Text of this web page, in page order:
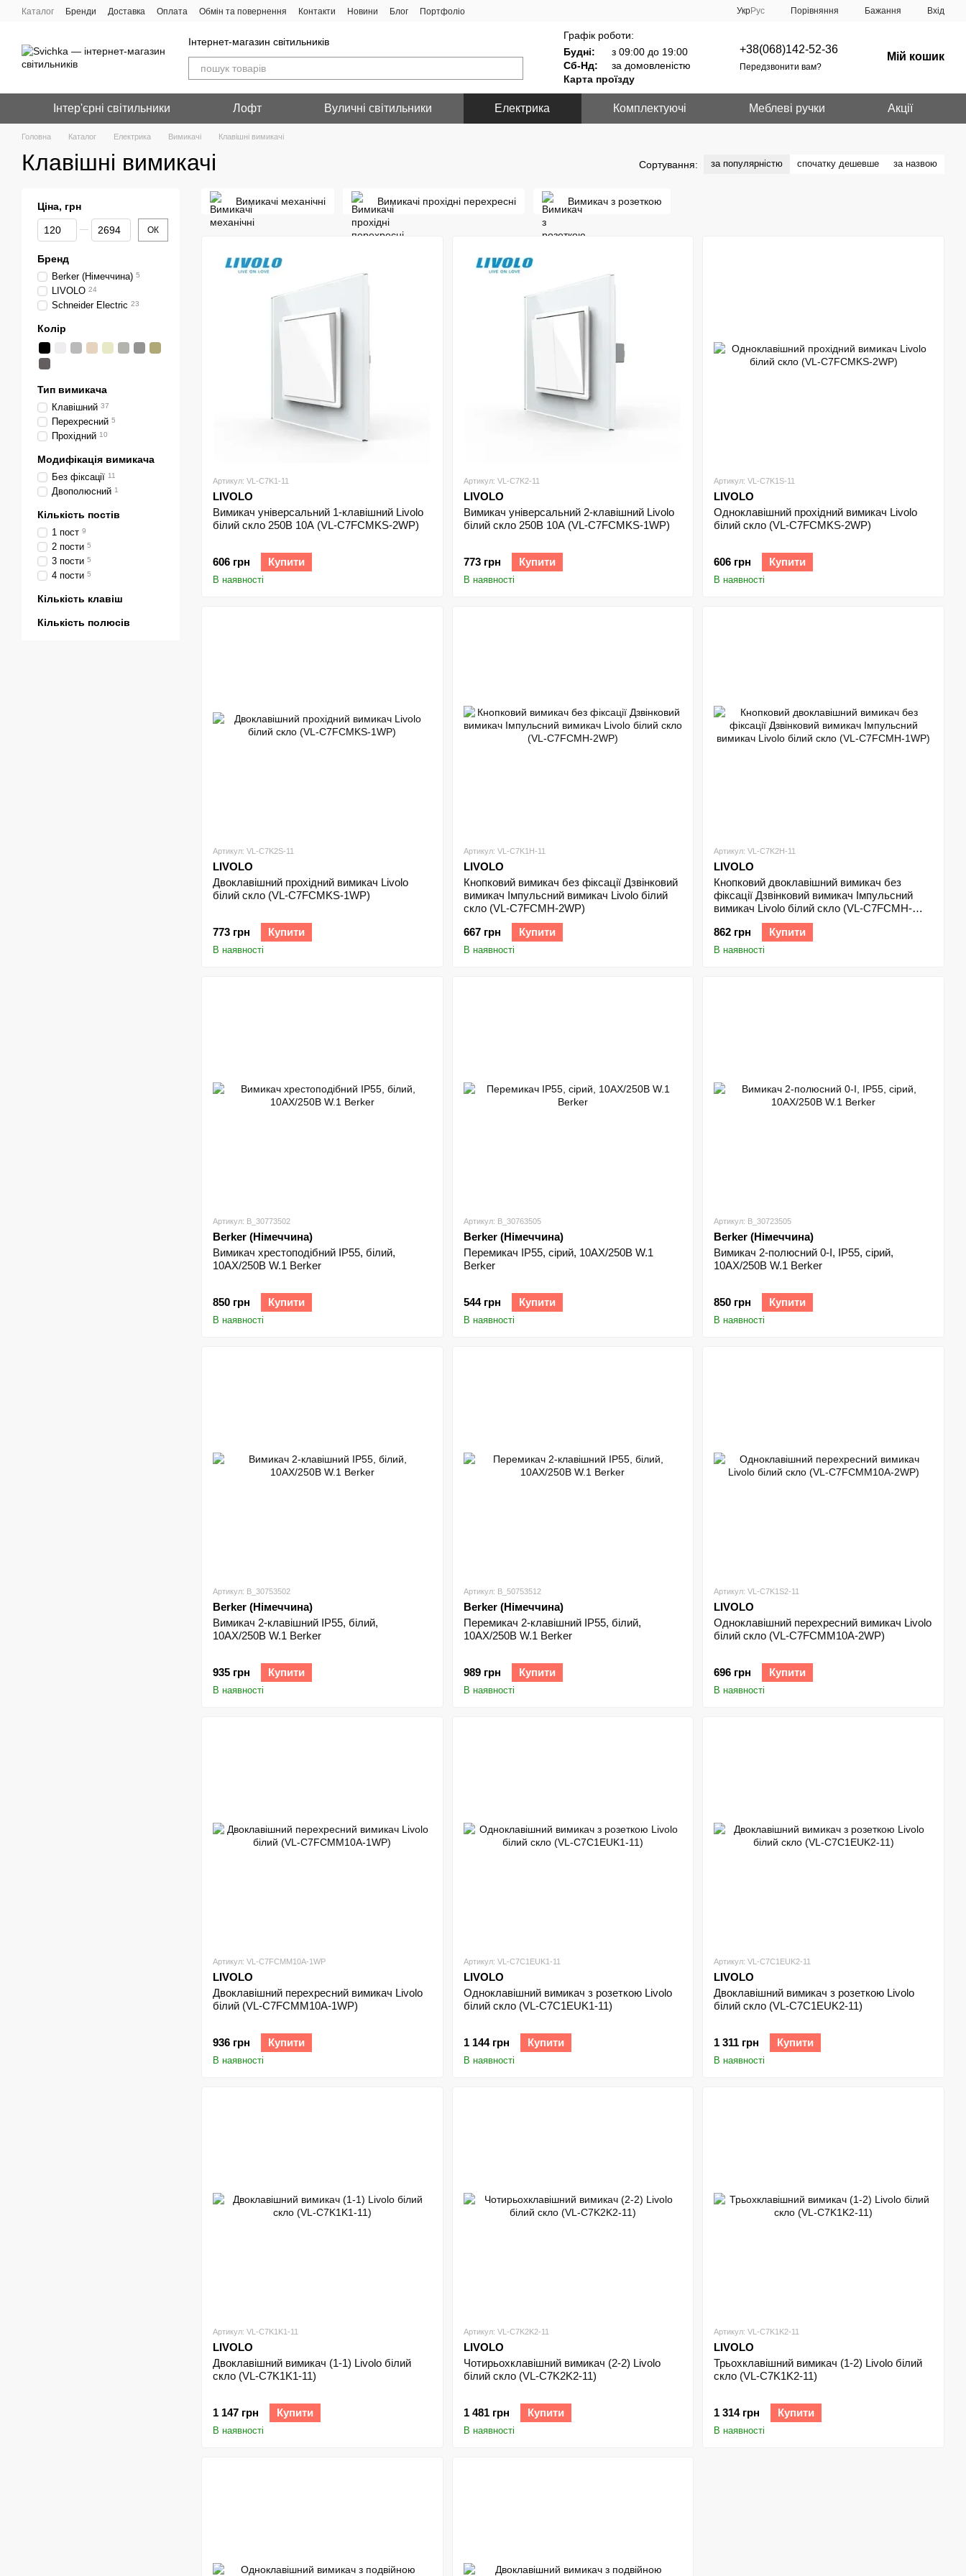
Перейти до основного контенту
Каталог Бренди Доставка Оплата Обмін та повернення Контакти Новини Блог Портфоліо УкрРус Порівняння Бажання Вхід
Інтернет-магазин світильників
Графік роботи:
Будні:
з 09:00 до 19:00
Сб-Нд:
за домовленістю
Карта проїзду
+38(068)142-52-36
Передзвонити вам?
Мій кошик
Інтер'єрні світильники Лофт Вуличні світильники Електрика Комплектуючі Меблеві ручки Акції
Головна Каталог Електрика Вимикачі Клавішні вимикачі
Клавішні вимикачі Сортування: за популярністю спочатку дешевше за назвою
Вимикачі механічні Вимикачі прохідні перехресні Вимикач з розеткою
Артикул: VL-C7K1-11
LIVOLO
Вимикач універсальний 1-клавішний Livolo
білий скло 250В 10А (VL-С7FCMKS-2WP)
606 грн Купити
В наявності
Артикул: VL-C7K2-11
LIVOLO
Вимикач універсальний 2-клавішний Livolo
білий скло 250В 10А (VL-C7FCMKS-1WP)
773 грн Купити
В наявності
Артикул: VL-C7K1S-11
LIVOLO
Одноклавішний прохідний вимикач Livolo
білий скло (VL-С7FCMKS-2WP)
606 грн Купити
В наявності
Артикул: VL-C7K2S-11
LIVOLO
Двоклавішний прохідний вимикач Livolo
білий скло (VL-C7FCMKS-1WP)
773 грн Купити
В наявності
Артикул: VL-C7K1H-11
LIVOLO
Кнопковий вимикач без фіксації Дзвінковий
вимикач Імпульсний вимикач Livolo білий
скло (VL-C7FCMH-2WP)
667 грн
Купити
В наявності
Артикул: VL-C7K2H-11
LIVOLO
Кнопковий двоклавішний вимикач без
фіксації Дзвінковий вимикач Імпульсний
вимикач Livolo білий скло (VL-C7FCMH-
862 грн
Купити
В наявності
Артикул: B_30773502
Berker (Німеччина)
Вимикач хрестоподібний IP55, білий,
10АX/250В W.1 Berker
850 грн Купити
В наявності
Артикул: B_30763505
Berker (Німеччина)
Перемикач IP55, сірий, 10АX/250В W.1
Berker
544 грн Купити
В наявності
Артикул: B_30723505
Berker (Німеччина)
Вимикач 2-полюсний 0-І, IP55, сірий,
10АX/250В W.1 Berker
850 грн Купити
В наявності
Артикул: B_30753502
Berker (Німеччина)
Вимикач 2-клавішний IP55, білий,
10АX/250В W.1 Berker
935 грн Купити
В наявності
Артикул: B_50753512
Berker (Німеччина)
Перемикач 2-клавішний IP55, білий,
10АX/250В W.1 Berker
989 грн Купити
В наявності
Артикул: VL-C7K1S2-11
LIVOLO
Одноклавішний перехресний вимикач Livolo
білий скло (VL-C7FCMM10A-2WP)
696 грн Купити
В наявності
Артикул: VL-C7FCMM10A-1WP
LIVOLO
Двоклавішний перехресний вимикач Livolo
білий (VL-C7FCMM10A-1WP)
936 грн Купити
В наявності
Артикул: VL-C7C1EUK1-11
LIVOLO
Одноклавішний вимикач з розеткою Livolo
білий скло (VL-C7C1EUK1-11)
1 144 грн Купити
В наявності
Артикул: VL-C7C1EUK2-11
LIVOLO
Двоклавішний вимикач з розеткою Livolo
білий скло (VL-C7C1EUK2-11)
1 311 грн Купити
В наявності
Артикул: VL-C7K1K1-11
LIVOLO
Двоклавішний вимикач (1-1) Livolo білий
скло (VL-C7K1K1-11)
1 147 грн Купити
В наявності
Артикул: VL-C7K2K2-11
LIVOLO
Чотирьохклавішний вимикач (2-2) Livolo
білий скло (VL-C7K2K2-11)
1 481 грн Купити
В наявності
Артикул: VL-C7K1K2-11
LIVOLO
Трьохклавішний вимикач (1-2) Livolo білий
скло (VL-C7K1K2-11)
1 314 грн Купити
В наявності
Ціна, грн
Від Ціна, грн
До Ціна, грн ОК
Бренд
Berker (Німеччина) 5
LIVOLO 24
Schneider Electric 23
Колір
Тип вимикача
Клавішний 37
Перехресний 5
Прохідний 10
Модифікація вимикача
Без фіксації 11
Двополюсний 1
Кількість постів
1 пост 9
2 пости 5
3 пости 5
4 пости 5
Кількість клавіш
Кількість полюсів